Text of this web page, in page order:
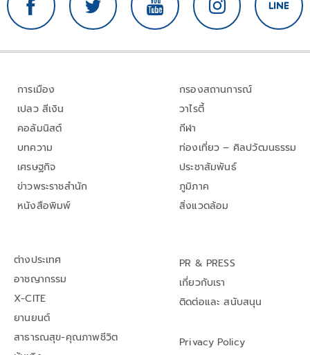
การเมือง
เปลว สีเงิน
คอลัมนิสต์
บทความ
เศรษฐกิจ
ข่าวพระราชสำนัก
หนังสือพิมพ์
กรองสถานการณ์
วาไรตี้
กีฬา
ท่องเที่ยว – ศิลปวัฒนธรรม
ประชาสัมพันธ์
ภูมิภาค
สิ่งแวดล้อม
ต่างประเทศ
อาชญากรรม
X-CITE
ยานยนต์
สาธารณสุข-คุณภาพชีวิต
PR & PRESS
เกี่ยวกับเรา
ติดต่อและ สนับสนุน
Privacy Policy